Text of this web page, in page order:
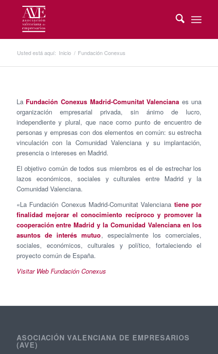
Usted está aquí: Inicio / Fundación Conexus
La Fundación Conexus Madrid-Comunitat Valenciana es una
organización empresarial privada, sin ánimo de lucro,
independiente y plural, que nace como punto de encuentro de
personas y empresas con dos elementos en común: su estrecha
vinculación con la Comunidad Valenciana y su implantación,
presencia o intereses en Madrid.
El objetivo común de todos sus miembros es el de estrechar los
lazos económicos, sociales y culturales entre Madrid y la
Comunidad Valenciana.
«La Fundación Conexus Madrid-Comunitat Valenciana tiene por
finalidad mejorar el conocimiento recíproco y promover la
cooperación entre Madrid y la Comunidad Valenciana en los
asuntos de interés mutuo, especialmente los comerciales,
sociales, económicos, culturales y político, fortaleciendo el
proyecto común de España.
Visitar Web Fundación Conexus
ASOCIACIÓN VALENCIANA DE EMPRESARIOS
(AVE)